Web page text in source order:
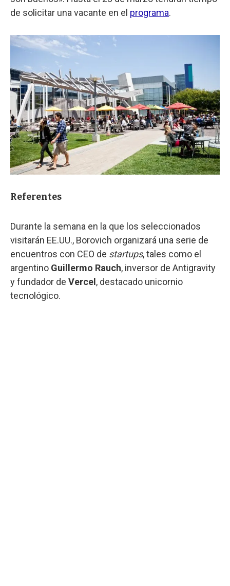
de solicitar una vacante en el programa.
Referentes
Durante la semana en la que los seleccionados
visitarán EE.UU., Borovich organizará una serie de
encuentros con CEO de startups, tales como el
argentino Guillermo Rauch, inversor de Antigravity
y fundador de Vercel , destacado unicornio
tecnológico.